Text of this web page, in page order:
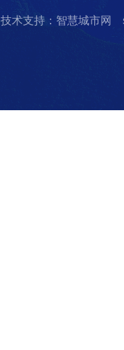
技术支持：智慧城市网